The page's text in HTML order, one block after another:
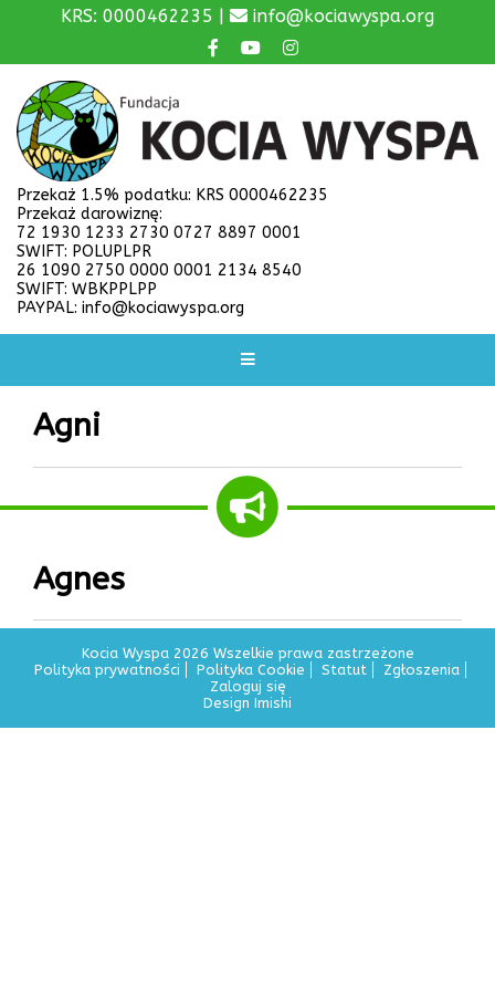
KRS: 0000462235 | info@kociawyspa.org
Przekaż 1.5% podatku: KRS 0000462235
Przekaż darowiznę:
72 1930 1233 2730 0727 8897 0001
SWIFT: POLUPLPR
26 1090 2750 0000 0001 2134 8540
SWIFT: WBKPPLPP
PAYPAL: info@kociawyspa.org
Agni
Agnes
Kocia Wyspa 2026 Wszelkie prawa zastrzeżone
Polityka prywatności
Polityka Cookie Statut
Zgłoszenia
Zaloguj się
Design Imishi